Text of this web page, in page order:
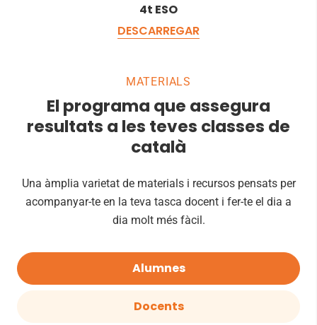
4t ESO
DESCARREGAR
MATERIALS
El programa que assegura
resultats a les teves classes de
català
Una àmplia varietat de materials i recursos pensats per
acompanyar-te en la teva tasca docent i fer-te el dia a
dia molt més fàcil.
Alumnes
Docents